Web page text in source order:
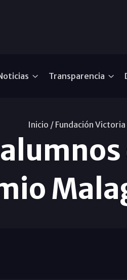
Transparencia
Inicio / Fundación Victoria